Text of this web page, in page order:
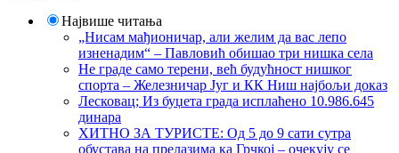
Највише читања
„Нисам мађионичар, али желим да вас лепо
изненадим“ – Павловић обишао три нишка села
Не граде само терени, већ будућност нишког
спорта – Железничар Југ и КК Ниш најбољи доказ
Лесковац; Из буџета града исплаћено 10.986.645
динара
ХИТНО ЗА ТУРИСТЕ: Од 5 до 9 сати сутра
обустава на прелазима ка Грчкој – очекују се